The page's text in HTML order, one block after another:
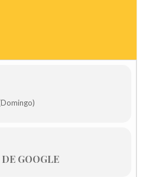
GOOGLE